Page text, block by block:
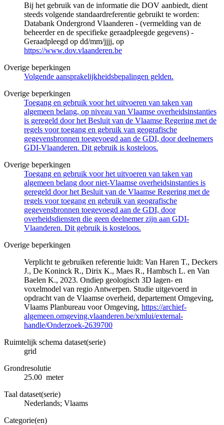
Bij het gebruik van de informatie die DOV aanbiedt, dient
steeds volgende standaardreferentie gebruikt te worden:
Databank Ondergrond Vlaanderen - (vermelding van de
beheerder en de specifieke geraadpleegde gegevens) -
Geraadpleegd op dd/mm/jjjj, op
https://www.dov.vlaanderen.be
Overige beperkingen
Volgende aansprakelijkheidsbepalingen gelden.
Overige beperkingen
Toegang en gebruik voor het uitvoeren van taken van
algemeen belang, op niveau van Vlaamse overheidsinstanties
is geregeld door het Besluit van de Vlaamse Regering met de
regels voor toegang en gebruik van geografische
gegevensbronnen toegevoegd aan de GDI, door deelnemers
GDI-Vlaanderen. Dit gebruik is kosteloos.
Overige beperkingen
Toegang en gebruik voor het uitvoeren van taken van
algemeen belang door niet-Vlaamse overheidsinstanties is
geregeld door het Besluit van de Vlaamse Regering met de
regels voor toegang en gebruik van geografische
gegevensbronnen toegevoegd aan de GDI, door
overheidsdiensten die geen deelnemer zijn aan GDI-
Vlaanderen. Dit gebruik is kosteloos.
Overige beperkingen
Verplicht te gebruiken referentie luidt: Van Haren T., Deckers
J., De Koninck R., Dirix K., Maes R., Hambsch L. en Van
Baelen K., 2023. Ondiep geologisch 3D lagen- en
voxelmodel van regio Antwerpen. Studie uitgevoerd in
opdracht van de Vlaamse overheid, departement Omgeving,
Vlaams Planbureau voor Omgeving, https://archief-
algemeen.omgeving.vlaanderen.be/xmlui/external-
handle/Onderzoek-2639700
Ruimtelijk schema dataset(serie)
grid
Grondresolutie
25.00 meter
Taal dataset(serie)
Nederlands; Vlaams
Categorie(en)